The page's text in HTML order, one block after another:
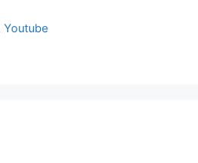
Youtube